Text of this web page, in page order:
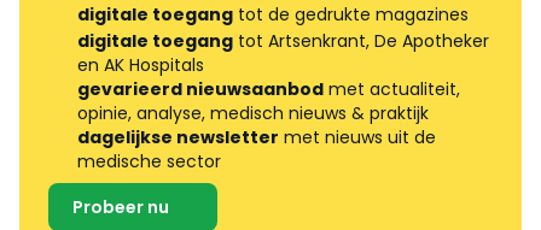
digitale toegang tot de gedrukte magazines
digitale toegang tot Artsenkrant, De Apotheker
en AK Hospitals
gevarieerd nieuwsaanbod met actualiteit,
opinie, analyse, medisch nieuws & praktijk
dagelijkse newsletter met nieuws uit de
medische sector
Probeer nu